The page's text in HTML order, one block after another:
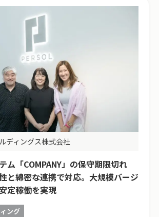
ディングス株式会社
ム「COMPANY」の保守期限切れ
と綿密な連携で対応。大規模バージ
定稼働を実現
ング